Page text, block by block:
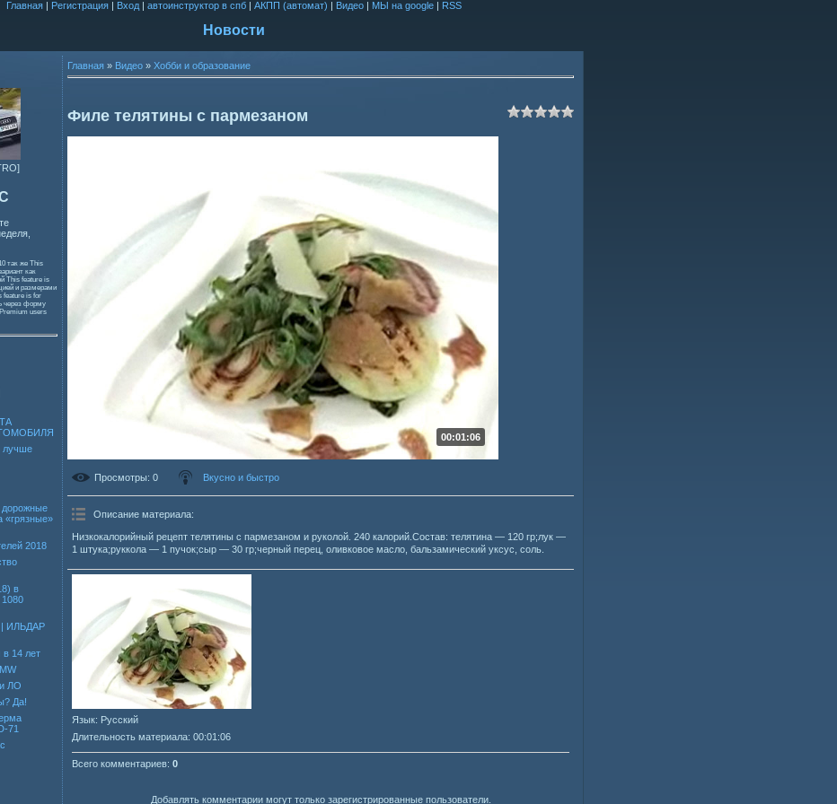
Главная| Регистрация| Вход| автоинструктор в спб| АКПП (автомат) | Видео| МЫ на google| RSS
Новости
так же This
как
This feature is
и размерами
feature is for
через форму
users
лучше
дорожные
«грязные»
2018
в
| ИЛЬДАР
в 14 лет
ЛО
Да!
71
Главная » Видео » Хобби и образование
Филе телятины с пармезаном
00:01:06
Просмотры: 0 Вкусно и быстро
Описание материала:
Низкокалорийный рецепт телятины с пармезаном и руколой. 240 калорий.Состав: телятина — 120 гр;лук —
1 штука;руккола — 1 пучок;сыр — 30 гр;черный перец, оливковое масло, бальзамический уксус, соль.
Язык: Русский
Длительность материала: 00:01:06
Всего комментариев: 0
Добавлять комментарии могут только зарегистрированные пользователи.